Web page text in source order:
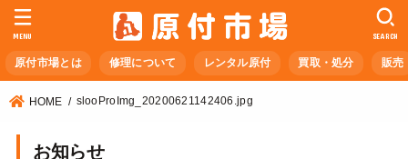
原付市場とは 修理について レンタル原付 買取・処分 販売
SEARCH
MENU
HOME slooProImg_20200621142406.jpg
お知らせ